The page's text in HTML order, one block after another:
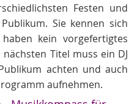
Festen und
Sie kennen sich
kein vorgefertigtes
Titel muss ein DJ
achten und auch
aufnehmen.